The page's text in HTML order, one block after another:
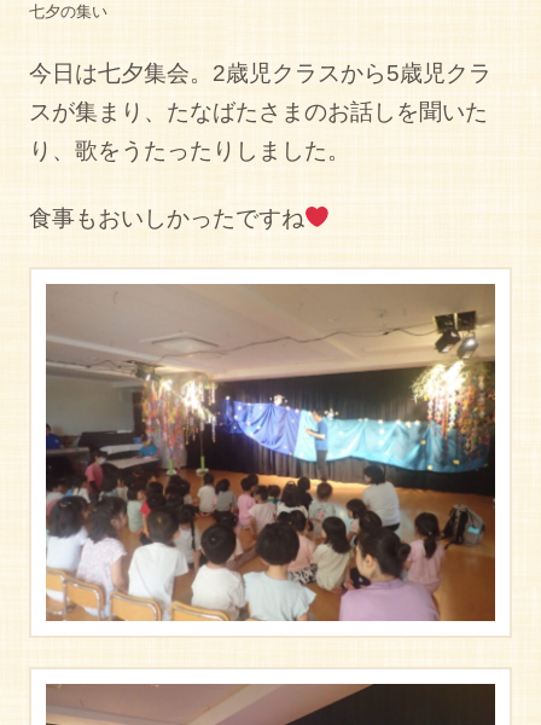
七夕の集い
今日は七夕集会。2歳児クラスから5歳児クラ
スが集まり、たなばたさまのお話しを聞いた
り、歌をうたったりしました。
食事もおいしかったですね